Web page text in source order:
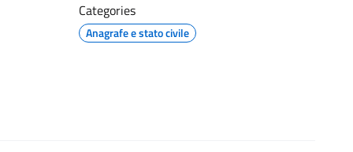
Categories
Anagrafe e stato civile